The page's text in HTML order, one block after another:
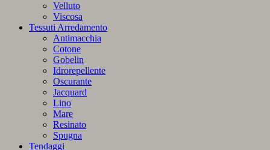
Velluto
Viscosa
Tessuti Arredamento
Antimacchia
Cotone
Gobelin
Idrorepellente
Oscurante
Jacquard
Lino
Mare
Resinato
Spugna
Tendaggi